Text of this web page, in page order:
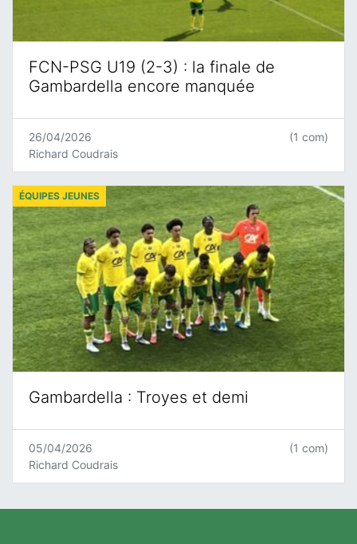
FCN-PSG U19 (2-3) : la finale de
Gambardella encore manquée
26/04/2026
Richard Coudrais
(1 com)
Gambardella : Troyes et demi
ÉQUIPES JEUNES
05/04/2026
Richard Coudrais
(1 com)